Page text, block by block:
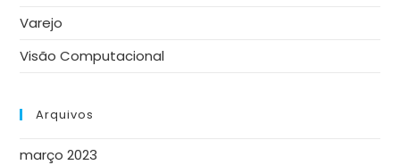
Varejo
Visão Computacional
Arquivos
março 2023